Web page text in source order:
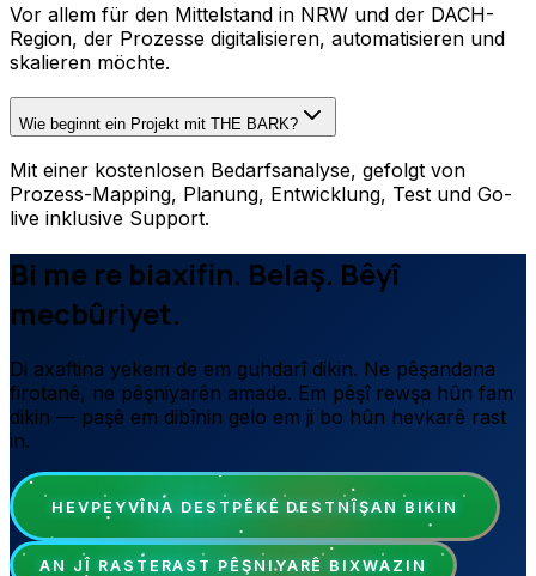
Vor allem für den Mittelstand in NRW und der DACH-
Region, der Prozesse digitalisieren, automatisieren und
skalieren möchte.
Wie beginnt ein Projekt mit THE BARK?
Mit einer kostenlosen Bedarfsanalyse, gefolgt von
Prozess-Mapping, Planung, Entwicklung, Test und Go-
live inklusive Support.
Bi me re biaxifin. Belaş. Bêyî
mecbûriyet.
Di axaftina yekem de em guhdarî dikin. Ne pêşandana
firotanê, ne pêşniyarên amade. Em pêşî rewşa hûn fam
dikin — paşê em dibînin gelo em ji bo hûn hevkarê rast
in.
HEVPEYVÎNA DESTPÊKÊ DESTNÎŞAN BIKIN
AN JÎ RASTERAST PÊŞNIYARÊ BIXWAZIN